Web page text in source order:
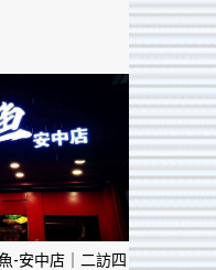
-安中店｜二訪四